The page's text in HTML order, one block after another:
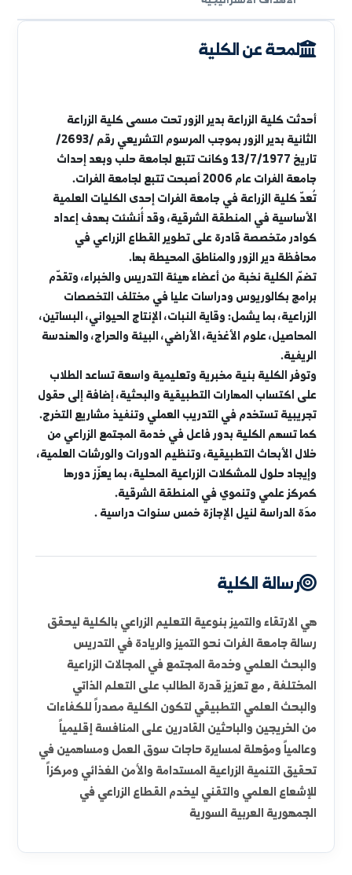
لمحة عن الكلية الأقسام العلمية
لمحة عن الكلية
أحدثت كلية الزراعة بدير الزور تحت مسمى كلية الزراعة
تاريخ 13/7/1977 وكانت تتبع لجامعة حلب وبعد إحداث
جامعة الفرات عام 2006 أصبحت تتبع لجامعة الفرات.
تُعدّ كلية الزراعة في جامعة الفرات إحدى الكليات العلمية
الأساسية في المنطقة الشرقية، وقد أُنشئت بهدف إعداد
كوادر متخصصة قادرة على تطوير القطاع الزراعي في
محافظة دير الزور والمناطق المحيطة بها.
تضمّ الكلية نخبة من أعضاء هيئة التدريس والخبراء، وتقدّم
برامج بكالوريوس ودراسات عليا في مختلف التخصصات
الزراعية، بما يشمل: وقاية النبات، الإنتاج الحيواني، البساتين،
المحاصيل، علوم الأغذية، الأراضي، البيئة والحراج، والهندسة
الريفية.
وتوفر الكلية بنية مخبرية وتعليمية واسعة تساعد الطلاب
على اكتساب المهارات التطبيقية والبحثية، إضافة إلى حقول
كما تسهم الكلية بدور فاعل في خدمة المجتمع الزراعي من
خلال الأبحاث التطبيقية، وتنظيم الدورات والورشات العلمية،
كمركز علمي وتنموي في المنطقة الشرقية.
مدَة الدراسة لنيل الإجازة خمس سنوات دراسية .
رسالة الكلية
هي الارتقاء والتميز بنوعية التعليم الزراعي بالكلية ليحقق
رسالة جامعة الفرات نحو التميز والريادة في التدريس
والبحث العلمي وخدمة المجتمع في المجالات الزراعية